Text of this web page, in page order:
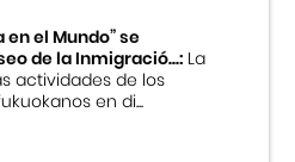
en el Mundo” se
de la Inmigració...:La
actividades de los
en di...